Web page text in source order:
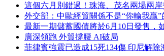
這個六月別錯過！珠海、茂名兩場兩
外交部：中歐經貿關係不是“你輸我贏
最新一期儲蓄國債將於6月10日發售，
廣深領跑 外貿撐腰 AI破局
菲律賓強震已造成15死134傷 印尼解除